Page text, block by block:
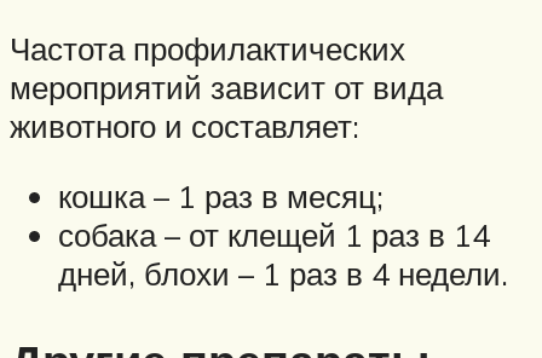
Частота профилактических
мероприятий зависит от вида
животного и составляет:
кошка – 1 раз в месяц;
собака – от клещей 1 раз в 14
дней, блохи – 1 раз в 4 недели.